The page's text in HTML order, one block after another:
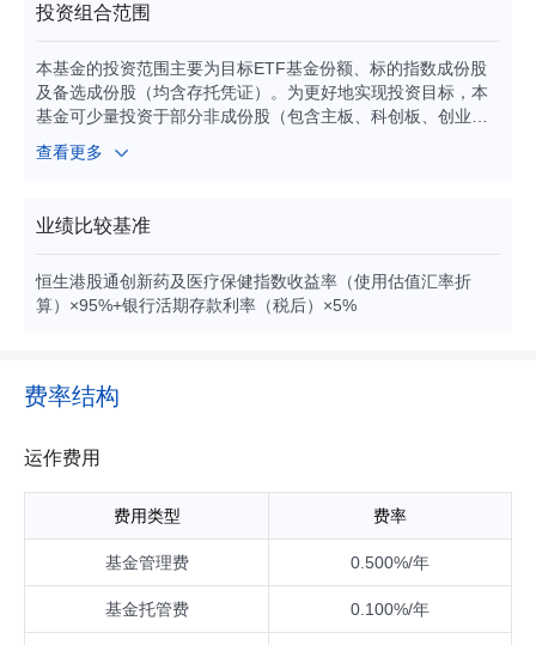
投资组合范围
本基金的投资范围主要为目标ETF基金份额、标的指数成份股
及备选成份股（均含存托凭证）。为更好地实现投资目标，本
基金可少量投资于部分非成份股（包含主板、科创板、创业板
及其他经中国证监会允许发行的股票、港股通标的股票）、存
托凭证、债券（包含国债、央行票据、地方政府债券、政府支
券、次级债券、可转换债券、可交换债券、可分离交易可转
债、短期融资券（含超短期融资券）、中期票据等）、资产支
货、国债期货、股票期权等）、货币市场工具以及中国证监会
允许基金投资的其他金融工具（但须符合中国证监会相关规
的投资组合比例为：本基金投资于目标ETF的比例不得低于基
国债期货合约和股票期权合约需缴纳的交易保证金后，现金或
律法规或监管机构对该比例要求有变更的，在履行适当程序
查看更多
业绩比较基准
恒生港股通创新药及医疗保健指数收益率（使用估值汇率折
算）×95%+银行活期存款利率（税后）×5%
费率结构
运作费用
费用类型 费率
基金管理费 0.500%/年
基金托管费 0.100%/年